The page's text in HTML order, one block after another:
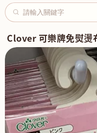
Clover 可樂牌免熨燙